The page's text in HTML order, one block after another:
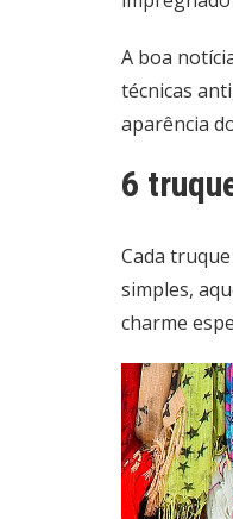
A boa
técnicas
aparência
6
Cada
simples,
charme